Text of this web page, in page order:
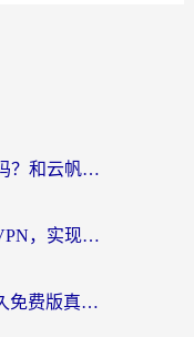
海外党必看：穿梭VPN好用吗？和云帆VPN对比哪个回国效果更好？附真实测评+避坑指南
海外党必看：如何选对国内VPN，实现无缝访问国内资源？
海外党必看：加速器下载永久免费版真的存在吗？教你无缝访问国内资源的正确姿势